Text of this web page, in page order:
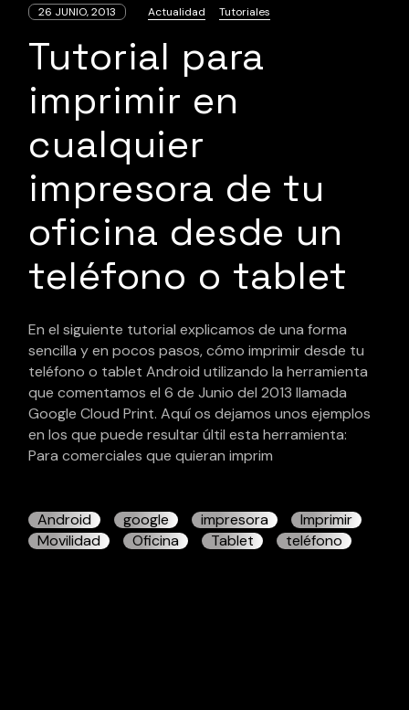
26 JUNIO, 2013 Actualidad Tutoriales
Tutorial para
imprimir en
cualquier
impresora de tu
oficina desde un
teléfono o tablet
En el siguiente tutorial explicamos de una forma
sencilla y en pocos pasos, cómo imprimir desde tu
teléfono o tablet Android utilizando la herramienta
que comentamos el 6 de Junio del 2013 llamada
Google Cloud Print. Aquí os dejamos unos ejemplos
en los que puede resultar últil esta herramienta:
Para comerciales que quieran imprim
Android google impresora
Imprimir
Movilidad
Oficina Tablet teléfono